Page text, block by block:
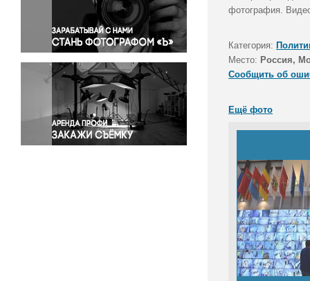
Правосудие
Происшествия и конфликты
Религия
Светская жизнь
Спорт
Экология
Экономика и бизнес
фотография.
Категория:
Место: Россия,
Сообщить об
Ещё фото